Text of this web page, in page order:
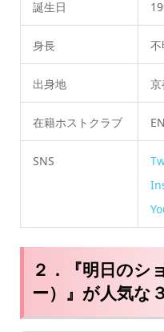
誕生日
身長 不
出身地
在籍ホストクラブ
SNS
２．『明日のシ
ー）』が人気な